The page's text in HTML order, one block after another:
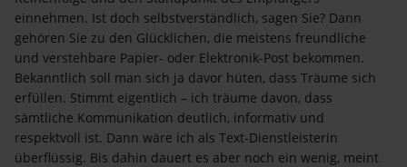
einnehmen. Ist doch selbstverständlich, sagen Sie? Dann
gehören Sie zu den Glücklichen, die meistens freundliche
und verstehbare Papier- oder Elektronik-Post bekommen.
Bekanntlich soll man sich ja davor hüten, dass Träume sich
erfüllen. Stimmt eigentlich – ich träume davon, dass
sämtliche Kommunikation deutlich, informativ und
respektvoll ist. Dann wäre ich als Text-Dienstleisterin
überflüssig. Bis dahin dauert es aber noch ein wenig, meint